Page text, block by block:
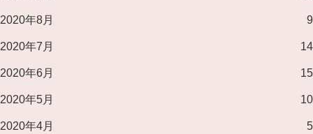
2020年8月 9
2020年7月 14
2020年6月 15
2020年5月 10
2020年4月 5